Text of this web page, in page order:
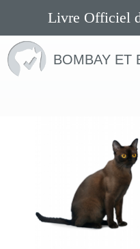
Livre Officiel
BOMBAY ET